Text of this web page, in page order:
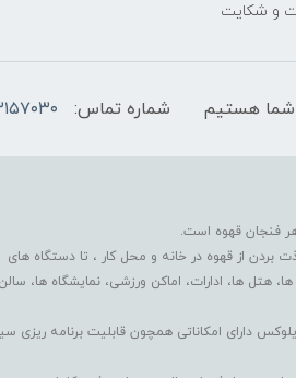
و شکایت
شماره تماس: ۰۹۱۷۳۱۵۷۰۳۰ -
فنجان قهوه است.
بردن از قهوه در خانه و محل کار ، تا دستگاه های
هتل ها، ادارات، اماکن ورزشی، نمایشگاه ها،
دارای امکاناتی همچون قابلیت برنامه ریزی